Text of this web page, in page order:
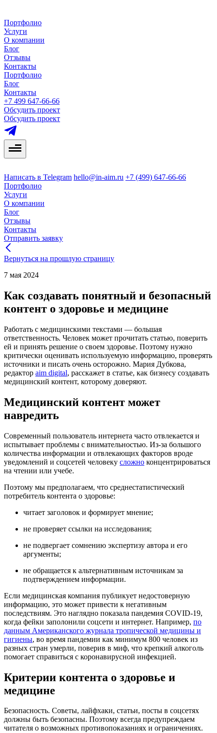
Портфолио
Услуги
О компании
Блог
Отзывы
Контакты
Портфолио
Блог
Контакты
+7 499 647-66-66
Обсудить проект
Обсудить проект
Написать в Telegram hello@in-aim.ru +7 (499) 647-66-66
Портфолио
Услуги
О компании
Блог
Отзывы
Контакты
Отправить заявку
Вернуться на прошлую страницу
7 мая 2024
Как создавать понятный и безопасный
контент о здоровье и медицине
Работать с медицинскими текстами — большая
ответственность. Человек может прочитать статью, поверить
ей и принять решение о своем здоровье. Поэтому нужно
критически оценивать используемую информацию, проверять
источники и писать очень осторожно. Мария Дубкова,
редактор aim digital, расскажет в статье, как бизнесу создавать
медицинский контент, которому доверяют.
Медицинский контент может
навредить
Современный пользователь интернета часто отвлекается и
испытывает проблемы с внимательностью. Из-за большого
количества информации и отвлекающих факторов вроде
уведомлений и соцсетей человеку сложно концентрироваться
на чтении или учебе.
Поэтому мы предполагаем, что среднестатистический
потребитель контента о здоровье:
читает заголовок и формирует мнение;
не проверяет ссылки на исследования;
не подвергает сомнению экспертизу автора и его
аргументы;
не обращается к альтернативным источникам за
подтверждением информации.
Если медицинская компания публикует недостоверную
информацию, это может привести к негативным
последствиям. Это наглядно показала пандемия COVID-19,
когда фейки заполонили соцсети и интернет. Например, по
данным Американского журнала тропической медицины и
гигиены, во время пандемии как минимум 800 человек из
разных стран умерли, поверив в миф, что крепкий алкоголь
помогает справиться с коронавирусной инфекцией.
Критерии контента о здоровье и
медицине
Безопасность. Советы, лайфхаки, статьи, посты в соцсетях
должны быть безопасны. Поэтому всегда предупреждаем
читателя о возможных противопоказаниях и ограничениях.